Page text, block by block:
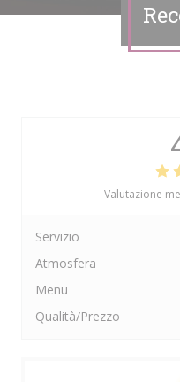
Valutazione
Servizio
Atmosfera
Menu
Qualità/Prezzo